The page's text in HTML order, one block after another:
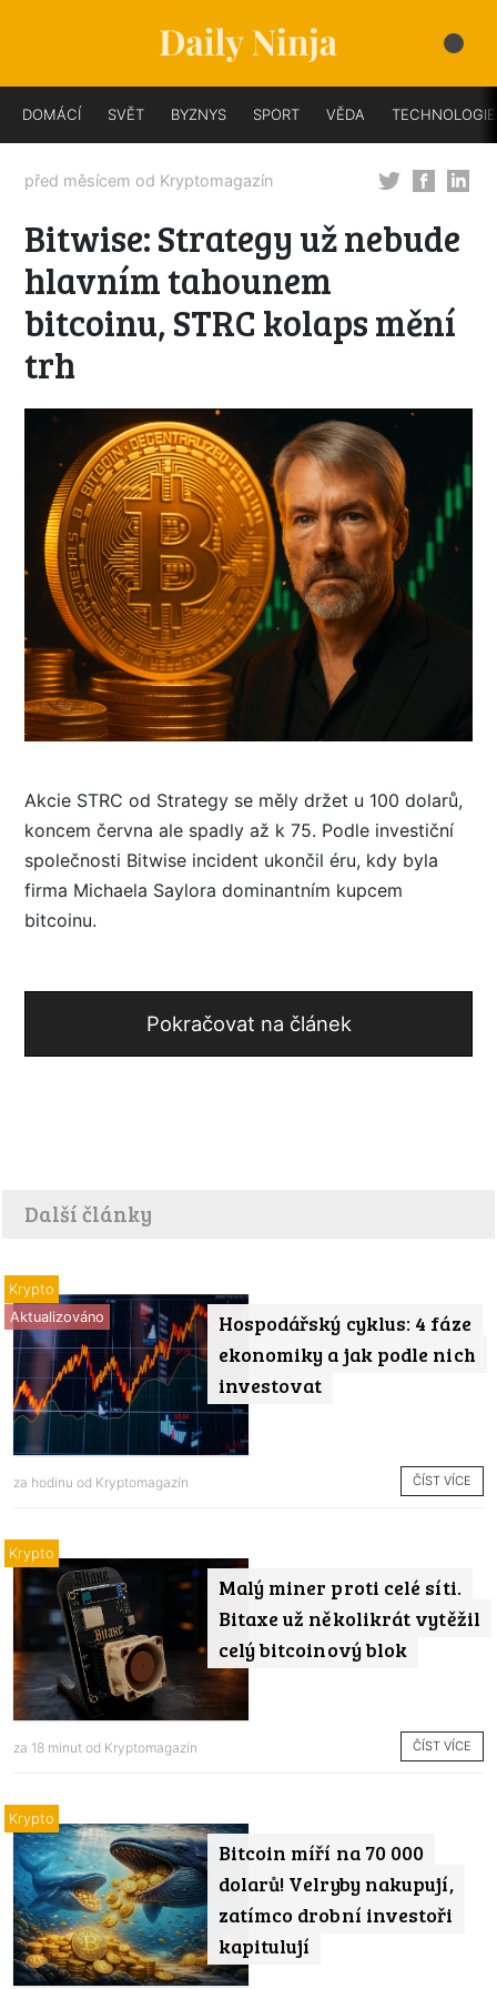
DOMÁCÍ SVĚT BYZNYS SPORT VĚDA TECHNOLOGIE
před měsícem od Kryptomagazín
Bitwise: Strategy už nebude
hlavním tahounem
bitcoinu, STRC kolaps mění
trh
Akcie STRC od Strategy se měly držet u 100 dolarů,
koncem června ale spadly až k 75. Podle investiční
společnosti Bitwise incident ukončil éru, kdy byla
firma Michaela Saylora dominantním kupcem
bitcoinu.
Pokračovat na článek
Další články
Hospodářský cyklus: 4 fáze
ekonomiky a jak podle nich
investovat
Aktualizováno
Krypto
za hodinu od Kryptomagazín ČÍST VÍCE
Malý miner proti celé síti.
Bitaxe už několikrát vytěžil
celý bitcoinový blok
Krypto
za 18 minut od Kryptomagazín ČÍST VÍCE
Bitcoin míří na 70 000
dolarů! Velryby nakupují,
zatímco drobní investoři
kapitulují
Krypto